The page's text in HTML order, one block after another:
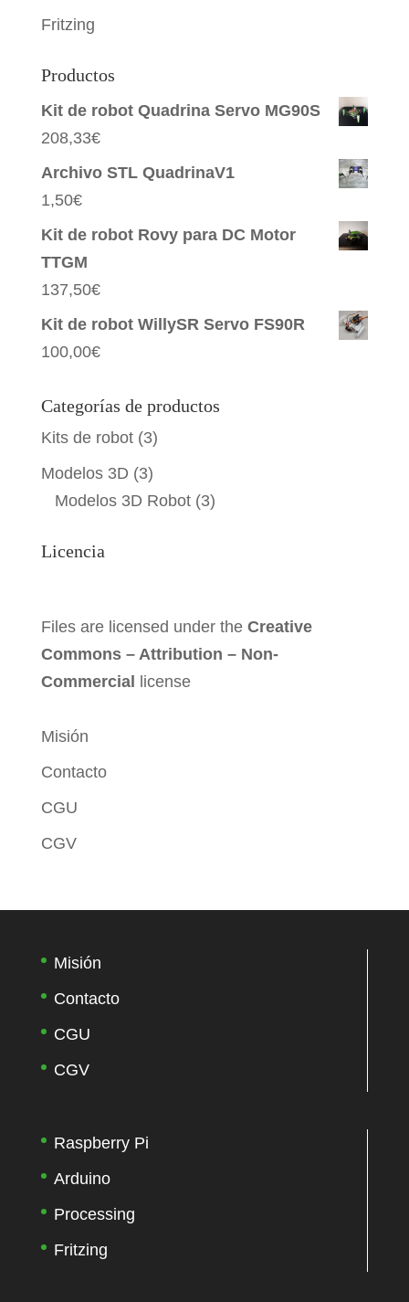
Fritzing
Productos
Kit de robot Quadrina Servo MG90S
208,33€
Archivo STL QuadrinaV1
1,50€
Kit de robot Rovy para DC Motor
TTGM
137,50€
Kit de robot WillySR Servo FS90R
100,00€
Categorías de productos
Kits de robot (3)
Modelos 3D (3)
Modelos 3D Robot (3)
Licencia
Files are licensed under the Creative
Commons – Attribution – Non-
Commercial
license
Misión
Contacto
CGU
CGV
Misión
Contacto
CGU
CGV
Raspberry Pi
Arduino
Processing
Fritzing